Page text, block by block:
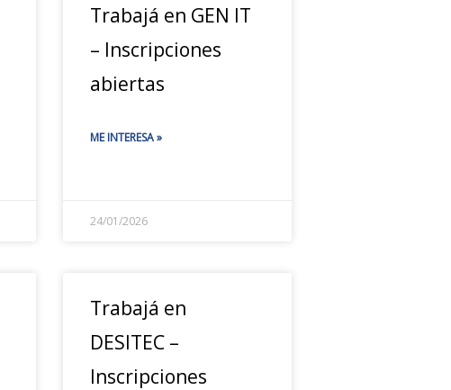
Trabajá en GEN IT
– Inscripciones
abiertas
ME INTERESA »
24/01/2026
Trabajá en
DESITEC –
Inscripciones